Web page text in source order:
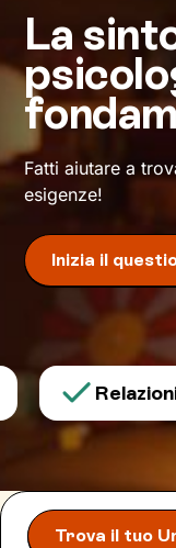
desideri.
La
Fatti aiutare a
esigenze!
Inizia il
Relazioni
Trova il tuo